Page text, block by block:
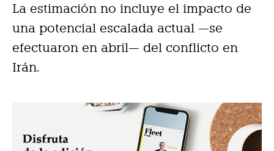
La estimación no incluye el impacto de
una potencial escalada actual —se
efectuaron en abril— del conflicto en
Irán.